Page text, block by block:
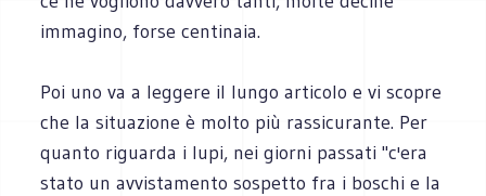
immagino, forse centinaia.
Poi uno va a leggere il lungo articolo e vi scopre
che la situazione è molto più rassicurante. Per
quanto riguarda i lupi, nei giorni passati "c'era
stato un avvistamento sospetto fra i boschi e la